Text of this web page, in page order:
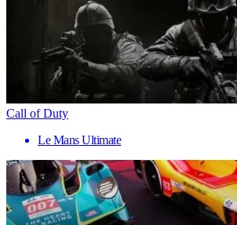
Call of Duty
Le Mans Ultimate